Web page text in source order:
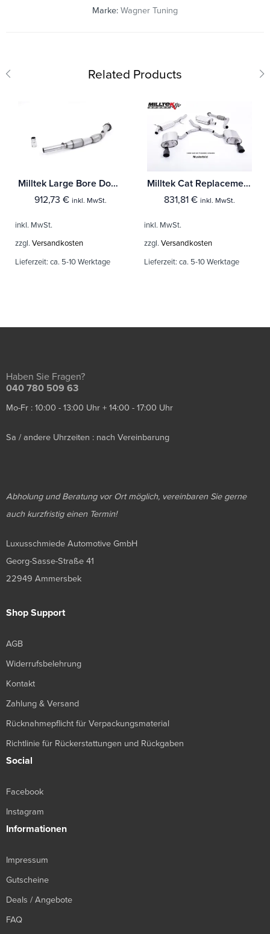
Marke: Wagner Tuning
Related Products
Milltek Large Bore Downpipe und Hi-Flow Sports Cat Audi A3 1.8T 2WD 3 & 5-Türer
912,73 € inkl. MwSt.
inkl. MwSt.
zzgl. Versandkosten
Lieferzeit: ca. 5-10 Werktage
Milltek Cat Replacement Pipe Audi A6 55 TFSI (3.0 V6 Turbo) C8
831,81 € inkl. MwSt.
inkl. MwSt.
zzgl. Versandkosten
Lieferzeit: ca. 5-10 Werktage
Haben Sie Fragen?
040 780 509 63
Mo-Fr : 10:00 - 13:00 Uhr + 14:00 - 17:00 Uhr
Sa / andere Uhrzeiten : nach Vereinbarung
Abholung und Beratung vor Ort möglich, vereinbaren Sie gerne
auch kurzfristig einen Termin!
Luxusschmiede Automotive GmbH
Georg-Sasse-Straße 41
22949 Ammersbek
Shop Support
AGB
Widerrufsbelehrung
Kontakt
Zahlung & Versand
Rücknahmepflicht für Verpackungsmaterial
Richtlinie für Rückerstattungen und Rückgaben
Social
Facebook
Instagram
Informationen
Impressum
Gutscheine
Deals / Angebote
FAQ